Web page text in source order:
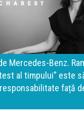
Pîrlog: Cel mai
constant, dar
siguranță și